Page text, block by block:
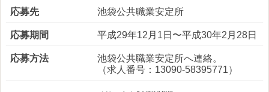
応募先 池袋公共職業安定所
応募期間 平成29年12月1日〜平成30年2月28日
応募方法
池袋公共職業安定所へ連絡。
（求人番号：13090-58395771）